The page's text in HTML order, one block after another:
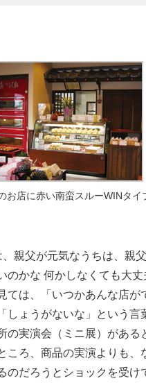
お店に赤い南蛮スルーWINタイ
親父が元気なうちは、親父
のかな 何かしなくても大丈
ては、「いつかあんな店が
しょうがないな」という言
の実演会（ミニ展）がある
ころ、商品の実演よりも、
のだろうとショックを受け